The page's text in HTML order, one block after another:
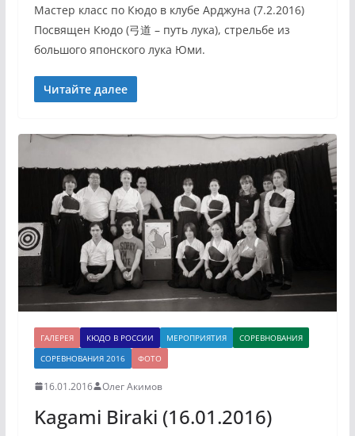
Мастер класс по Кюдо в клубе Арджуна (7.2.2016)
Посвящен Кюдо (弓道 – путь лука), стрельбе из
большого японского лука Юми.
Читайте далее
ГАЛЕРЕЯ КЮДО В РОССИИ МЕРОПРИЯТИЯ
СОРЕВНОВАНИЯ
СОРЕВНОВАНИЯ 2016
ФОТО
16.01.2016 Олег Акимов
Kagami Biraki (16.01.2016)